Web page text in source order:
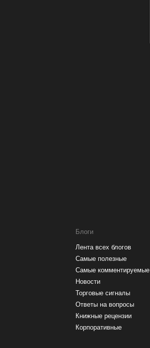
Блоги
Лента всех блогов
Самые полезные
Самые комментируемые
Новости
Торговые сигналы
Ответы на вопросы
Книжные рецензии
Корпоративные